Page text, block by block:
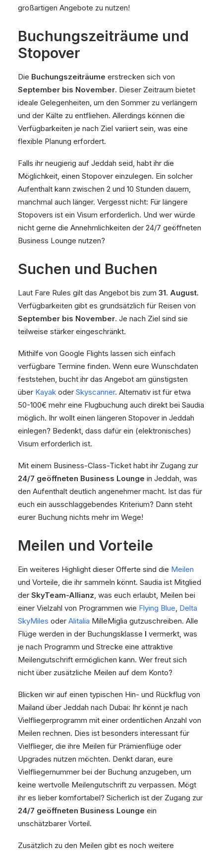
großartigen Angebote zu nutzen!
Buchungszeiträume und
Stopover
Die Buchungszeiträume erstrecken sich von
September bis November. Dieser Zeitraum bietet
ideale Gelegenheiten, um den Sommer zu verlängern
und der Kälte zu entfliehen. Allerdings können die
Verfügbarkeiten je nach Ziel variiert sein, was eine
flexible Planung erfordert.
Falls ihr neugierig auf Jeddah seid, habt ihr die
Möglichkeit, einen Stopover einzulegen. Ein solcher
Aufenthalt kann zwischen 2 und 10 Stunden dauern,
manchmal auch länger. Vergesst nicht: Für längere
Stopovers ist ein Visum erforderlich. Und wer würde
nicht gerne die Annehmlichkeiten der 24/7 geöffneten
Business Lounge nutzen?
Suchen und Buchen
Laut Fare Rules gilt das Angebot bis zum 31. August.
Verfügbarkeiten gibt es grundsätzlich für Reisen von
September bis November. Je nach Ziel sind sie
teilweise stärker eingeschränkt.
Mithilfe von Google Flights lassen sich einfach
verfügbare Termine finden. Wenn eure Wunschdaten
feststehen, bucht ihr das Angebot am günstigsten
über Kayak oder Skyscanner. Alternativ ist für etwa
50-100€ mehr eine Flugbuchung auch direkt bei Saudia
möglich. Ihr wollt einen längeren Stopover in Jeddah
einlegen? Bedenkt, dass dafür ein (elektronisches)
Visum erforderlich ist.
Mit einem Business-Class-Ticket habt ihr Zugang zur
24/7 geöffneten Business Lounge in Jeddah, was
den Aufenthalt deutlich angenehmer macht. Ist das für
euch ein ausschlaggebendes Kriterium? Dann steht
eurer Buchung nichts mehr im Wege!
Meilen und Vorteile
Ein weiteres Highlight dieser Offerte sind die Meilen
und Vorteile, die ihr sammeln könnt. Saudia ist Mitglied
der SkyTeam-Allianz, was euch erlaubt, Meilen bei
einer Vielzahl von Programmen wie Flying Blue, Delta
SkyMiles oder Alitalia MilleMiglia gutzuschreiben. Alle
Flüge werden in der Buchungsklasse I vermerkt, was
je nach Programm und Strecke eine attraktive
Meilengutschrift ermöglichen kann. Wer freut sich
nicht über zusätzliche Meilen auf dem Konto?
Blicken wir auf einen typischen Hin- und Rückflug von
Mailand über Jeddah nach Dubai: Ihr könnt je nach
Vielfliegerprogramm mit einer ordentlichen Anzahl von
Meilen rechnen. Dies ist besonders interessant für
Vielflieger, die ihre Meilen für Prämienflüge oder
Upgrades nutzen möchten. Denkt daran, eure
Vielfliegernummer bei der Buchung anzugeben, um
keine wertvolle Meilengutschrift zu verpassen. Mögt
ihr es lieber komfortabel? Sicherlich ist der Zugang zur
24/7 geöffneten Business Lounge ein
unschätzbarer Vorteil.
Zusätzlich zu den Meilen gibt es noch weitere